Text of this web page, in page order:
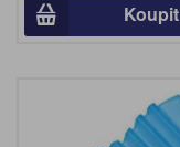
Koupit